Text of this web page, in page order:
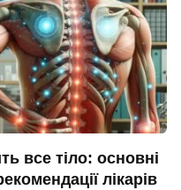
все тіло: основні
лікарів